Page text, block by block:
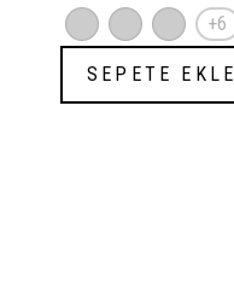
+6
SEPETE EKLE